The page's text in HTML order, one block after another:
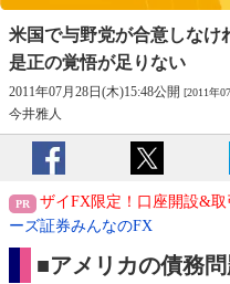
米国で与野党が合意しなけ
是正の覚悟が足りない
2011年07月28日(木)15:48公開 [2011年
今井雅人
ザイFX限定！口座開設&取
ーズ証券みんなのFX
■アメリカの債務